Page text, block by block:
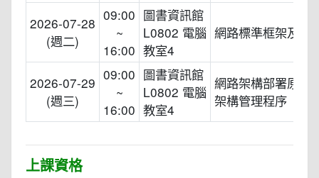
2026-07-28
(週二)
09:00
~
16:00
圖書資訊館
L0802 電腦
教室4
網路標準框架及其
2026-07-29
(週三)
09:00
~
16:00
圖書資訊館
L0802 電腦
教室4
網路架構部署原則
架構管理程序
上課資格